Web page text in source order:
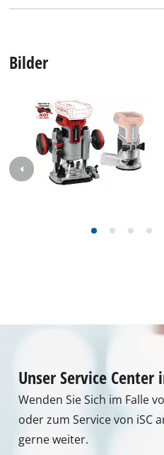
Bilder
Unser Service Center
Wenden Sie Sich im Falle
oder zum Service von iSC
gerne weiter.